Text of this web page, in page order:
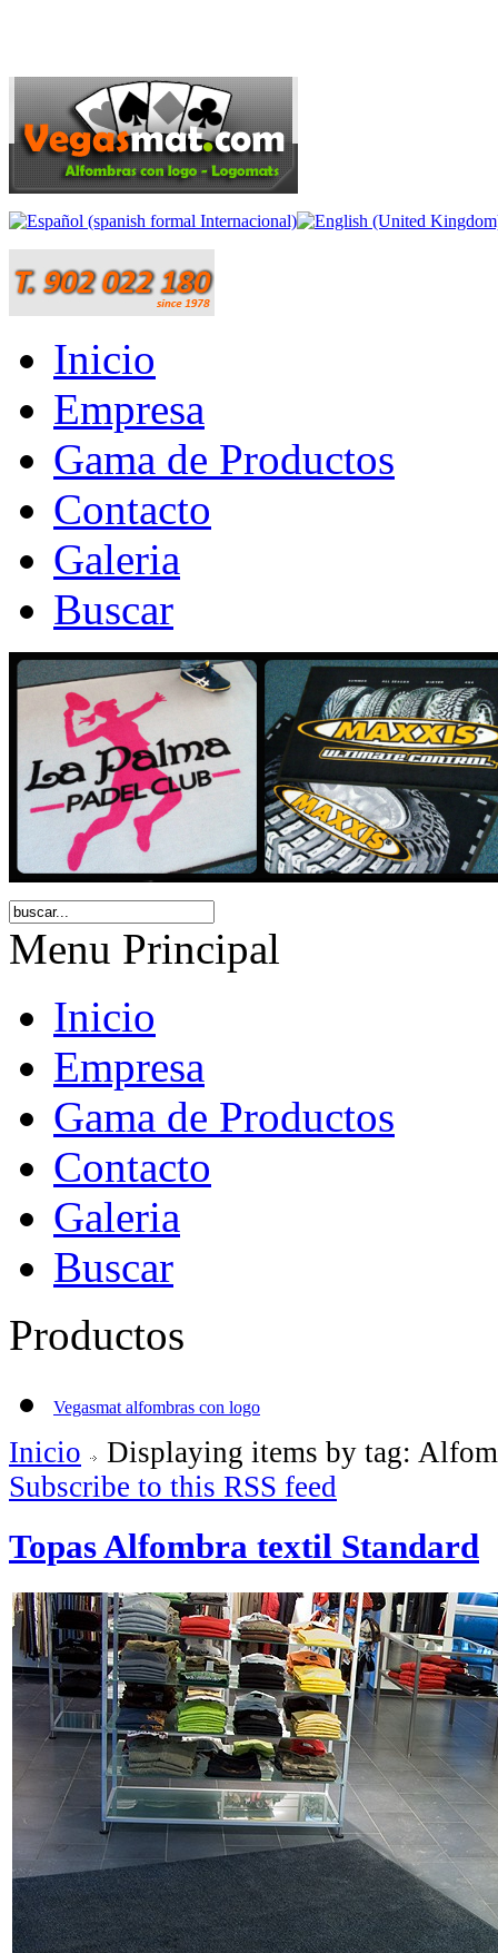
Inicio
Empresa
Gama de Productos
Contacto
Galeria
Buscar
Menu Principal
Inicio
Empresa
Gama de Productos
Contacto
Galeria
Buscar
Productos
Vegasmat alfombras con logo
Inicio
Displaying items by tag:
Subscribe to this RSS feed
Topas Alfombra textil Standard